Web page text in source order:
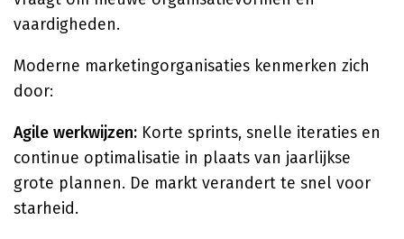
vaardigheden.
Moderne marketingorganisaties kenmerken zich
door:
Agile werkwijzen: Korte sprints, snelle iteraties en
continue optimalisatie in plaats van jaarlijkse
grote plannen. De markt verandert te snel voor
starheid.